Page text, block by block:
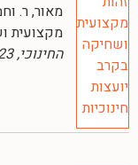
מקצועית
החינוכי, 23